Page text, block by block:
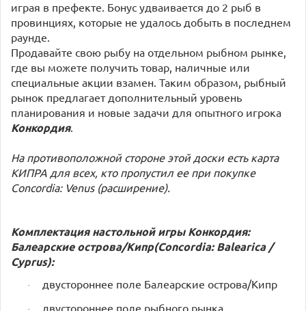
играя в префекте. Бонус удваивается до 2 рыб в
провинциях, которые не удалось добыть в последнем
раунде.
Продавайте свою рыбу на отдельном рыбном рынке,
где вы можете получить товар, наличные или
специальные акции взамен. Таким образом, рыбный
рынок предлагает дополнительный уровень
планирования и новые задачи для опытного игрока
Конкордия.
На противоположной стороне этой доски есть карта
КИПРА для всех, кто пропустил ее при покупке
Concordia: Venus (расширение).
Комплектация настольной игры Конкордия:
Балеарские острова/Кипр(Concordia: Balearica /
Cyprus):
· двустороннее поле Балеарские острова/Кипр
двустороннее поле рыбного рынка